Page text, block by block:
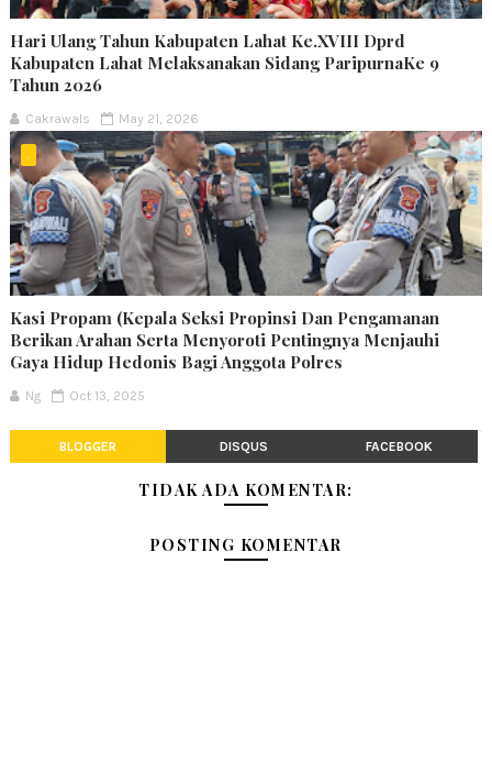
Hari Ulang Tahun Kabupaten Lahat Ke.XVIII Dprd
Kabupaten Lahat Melaksanakan Sidang ParipurnaKe 9
Tahun 2026
Cakrawals May 21, 2026
.
Kasi Propam (Kepala Seksi Propinsi Dan Pengamanan
Berikan Arahan Serta Menyoroti Pentingnya Menjauhi
Gaya Hidup Hedonis Bagi Anggota Polres
Ng Oct 13, 2025
BLOGGER DISQUS FACEBOOK
TIDAK ADA KOMENTAR:
POSTING KOMENTAR